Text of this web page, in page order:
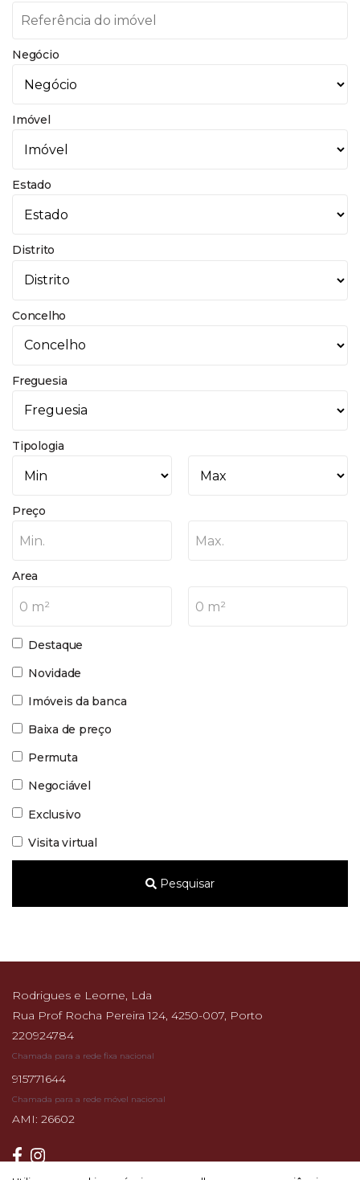
Negócio
Imóvel
Estado
Distrito
Concelho
Freguesia
Tipologia
Preço
Min. Max.
Area
0 m² 0 m²
Destaque
Novidade
Imóveis da banca
Baixa de preço
Permuta
Negociável
Exclusivo
Visita virtual
Pesquisar
Rodrigues e Leorne, Lda
Rua Prof Rocha Pereira 124, 4250-007, Porto
220924784
Chamada para a rede fixa nacional
915771644
Chamada para a rede móvel nacional
AMI: 26602